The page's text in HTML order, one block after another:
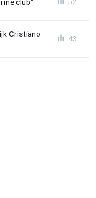
Cristiano
43